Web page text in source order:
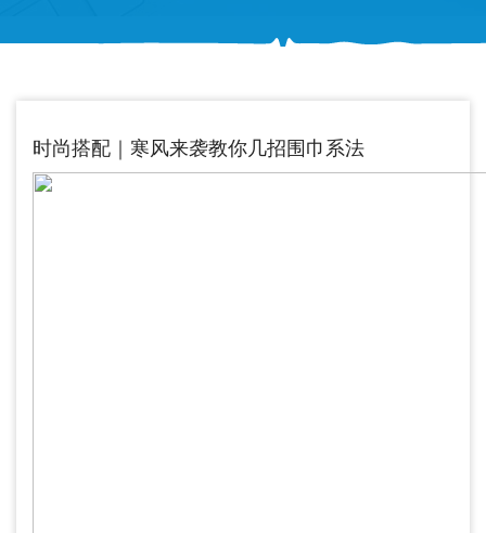
时尚搭配｜寒风来袭教你几招围巾系法